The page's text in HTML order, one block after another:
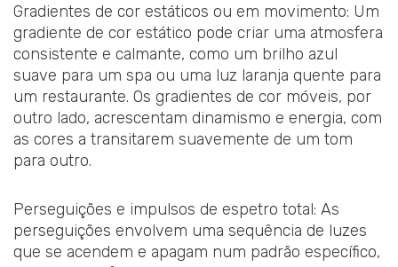
Gradientes de cor estáticos ou em movimento: Um
gradiente de cor estático pode criar uma atmosfera
consistente e calmante, como um brilho azul
suave para um spa ou uma luz laranja quente para
um restaurante. Os gradientes de cor móveis, por
outro lado, acrescentam dinamismo e energia, com
as cores a transitarem suavemente de um tom
para outro.
Perseguições e impulsos de espetro total: As
perseguições envolvem uma sequência de luzes
que se acendem e apagam num padrão específico,